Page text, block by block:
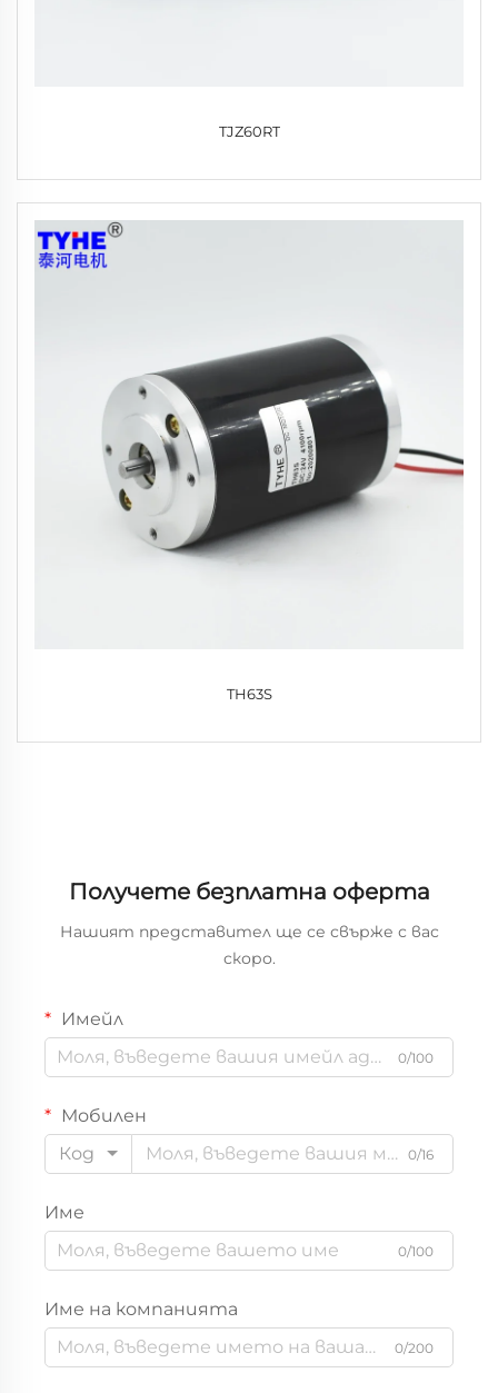
TJZ60RT
TH63S
Получете безплатна оферта
Нашият представител ще се свърже с вас
скоро.
Имейл
0/100
Мобилен
Код
0/16
Име
0/100
Име на компанията
0/200